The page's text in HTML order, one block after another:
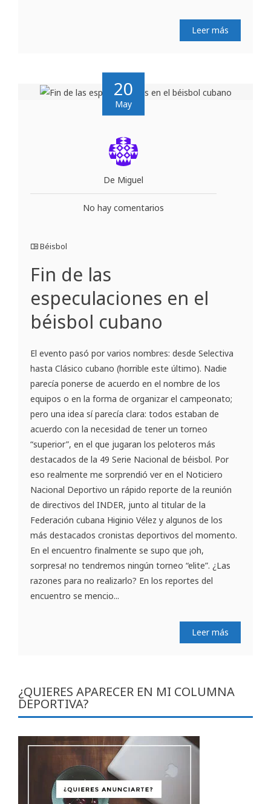
Leer más
20
May
De Miguel
No hay comentarios
Béisbol
Fin de las
especulaciones en el
béisbol cubano
El evento pasó por varios nombres: desde Selectiva
hasta Clásico cubano (horrible este último). Nadie
parecía ponerse de acuerdo en el nombre de los
equipos o en la forma de organizar el campeonato;
pero una idea sí parecía clara: todos estaban de
acuerdo con la necesidad de tener un torneo
“superior”, en el que jugaran los peloteros más
destacados de la 49 Serie Nacional de béisbol. Por
eso realmente me sorprendió ver en el Noticiero
Nacional Deportivo un rápido reporte de la reunión
de directivos del INDER, junto al titular de la
Federación cubana Higinio Vélez y algunos de los
más destacados cronistas deportivos del momento.
En el encuentro finalmente se supo que ¡oh,
sorpresa! no tendremos ningún torneo “elite”. ¿Las
razones para no realizarlo? En los reportes del
encuentro se mencio...
Leer más
¿QUIERES APARECER EN MI COLUMNA
DEPORTIVA?